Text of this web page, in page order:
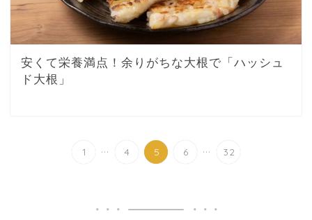
安くて栄養満点！余りがちな大根で「ハッシュ
ド大根」
1 ... 4 5 6 ... 32